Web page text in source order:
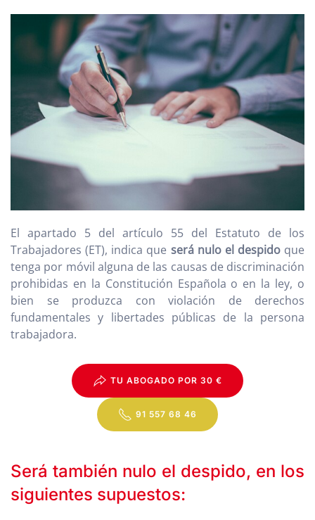
El apartado 5 del artículo 55 del Estatuto de los
Trabajadores (ET), indica que será nulo el despidoque
tenga por móvil alguna de las causas de discriminación
prohibidas en la Constitución Española o en la ley, o
bien se produzca con violación de derechos
fundamentales y libertades públicas de la persona
trabajadora.
TU ABOGADO POR 30 €
91 557 68 46
Será también nulo el despido, en los
siguientes supuestos: